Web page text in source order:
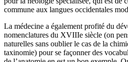
commune aux langues occidentales
La médecine a également profité du
nomenclatures du XVIIIe siècle (on
naturelles sans oublier le cas de la
taxinomie) pour se façonner des